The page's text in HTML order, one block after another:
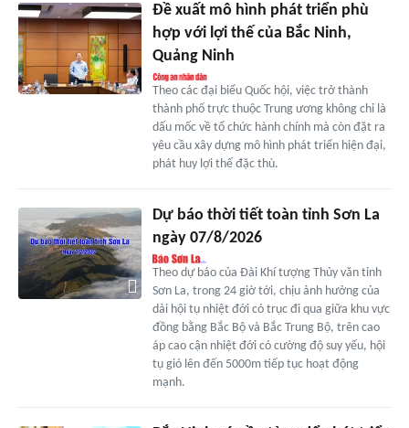
Đề xuất mô hình phát triển phù
hợp với lợi thế của Bắc Ninh,
Quảng Ninh
Theo các đại biểu Quốc hội, việc trở thành
thành phố trực thuộc Trung ương không chỉ là
dấu mốc về tổ chức hành chính mà còn đặt ra
yêu cầu xây dựng mô hình phát triển hiện đại,
phát huy lợi thế đặc thù.
Dự báo thời tiết toàn tỉnh Sơn La
ngày 07/8/2026
Theo dự báo của Đài Khí tượng Thủy văn tỉnh
Sơn La, trong 24 giờ tới, chịu ảnh hưởng của
dải hội tụ nhiệt đới có trục đi qua giữa khu vực
đồng bằng Bắc Bộ và Bắc Trung Bộ, trên cao
áp cao cận nhiệt đới có cường độ suy yếu, hội
tụ gió lên đến 5000m tiếp tục hoạt động
mạnh.